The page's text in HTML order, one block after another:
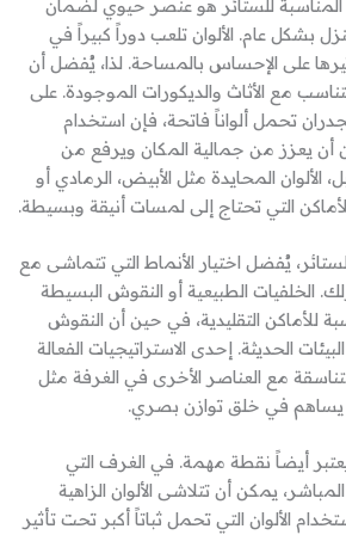
المناسبة للستائر هو عنصر حيوي لضمان
بشكل عام. الألوان تلعب دوراً كبيراً في
على الإحساس بالمساحة. لذا، يُفضل أن
تتناسب مع الأثاث والديكورات الموجودة. على
تحمل ألواناً فاتحة، فإن استخدام
أن يعزز من جمالية المكان ويرفع من
المحايدة مثل الأبيض، الرمادي أو
التي تحتاج إلى لمسات أنيقة وبسيطة.
يُفضل اختيار الأنماط التي تتماشى مع
الخلفيات الطبيعية أو النقوش البسيطة
للأماكن التقليدية، في حين أن النقوش
الحديثة. إحدى الاستراتيجيات الفعالة
مع العناصر الأخرى في الغرفة مثل
يساهم في خلق توازن بصري.
أيضاً نقطة مهمة. في الغرف التي
يمكن أن تتلاشى الألوان الزاهية
الألوان التي تحمل ثباتاً أكبر تحت تأثير